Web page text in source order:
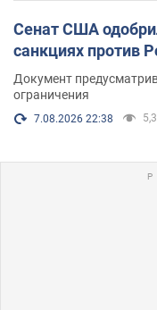
Сенат США
санкциях против
Документ
ограничения
7.08.2026 22:38